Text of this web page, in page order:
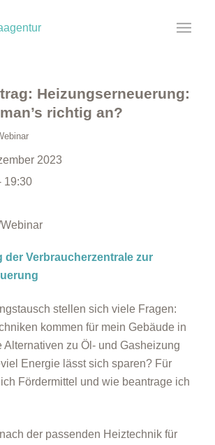
Heizungserneuerung:
richtig an?
2023
19:30
der Verbraucherzentrale zur
stellen sich viele Fragen:
kommen für mein Gebäude in
Alternativen zu Öl- und Gasheizung
Energie lässt sich sparen? Für
Fördermittel und wie beantrage ich
der passenden Heiztechnik für